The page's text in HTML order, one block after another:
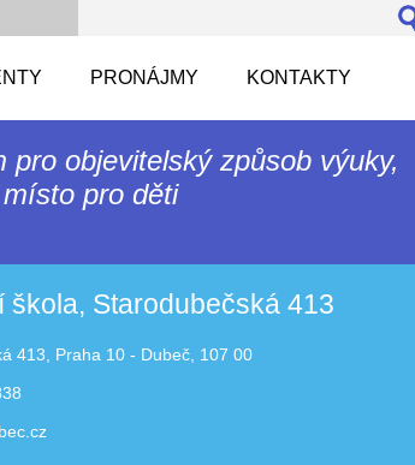
PRONÁJMY KONTAKTY
pro objevitelský způsob výuky,
pro děti
škola, Starodubečská 413
413, Praha 10 - Dubeč, 107 00